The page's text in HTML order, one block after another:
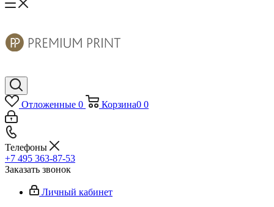
Отложенные 0 Корзина0 0
Телефоны
+7 495 363-87-53
Заказать звонок
Личный кабинет